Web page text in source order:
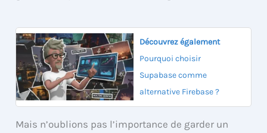
Découvrez également
Pourquoi choisir
Supabase comme
alternative Firebase ?
Mais n’oublions pas l’importance de garder un